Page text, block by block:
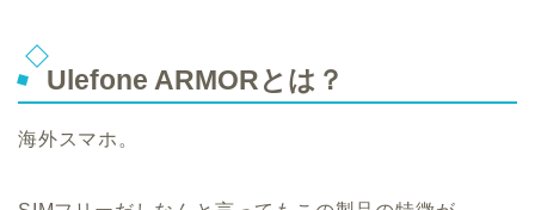
Ulefone ARMORとは？
海外スマホ。